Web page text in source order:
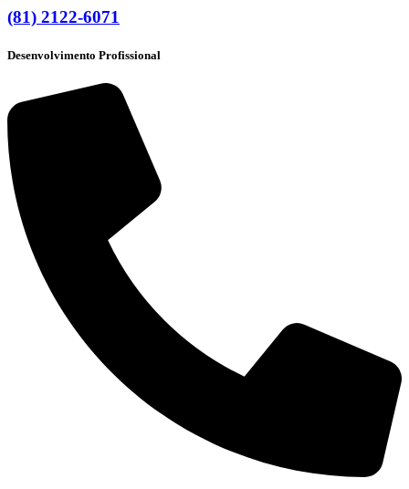
(81) 2122-6071
Desenvolvimento Profissional